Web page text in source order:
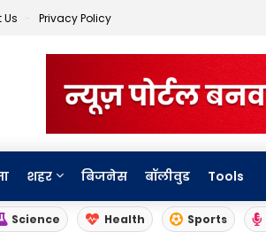
Privacy Policy
शहर बिजनेस बॉलीवुड Tools
Science Health Sports